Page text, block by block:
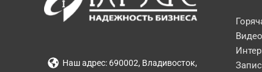
Наш адрес: 690002, Владивосток,